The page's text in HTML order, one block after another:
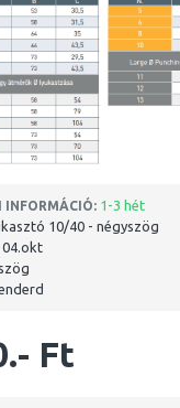
INFORMÁCIÓ: 1-3 hét
10/40 - négyszög
04.okt
Ft